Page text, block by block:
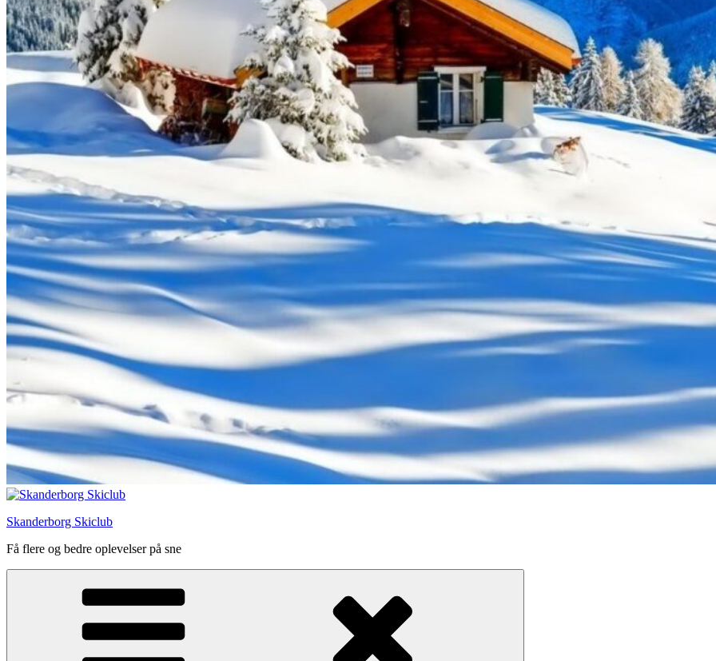
Skanderborg Skiclub
Få flere og bedre oplevelser på sne